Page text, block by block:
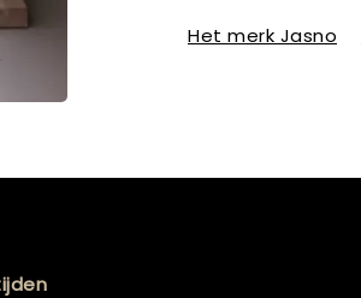
Het merk Jasno